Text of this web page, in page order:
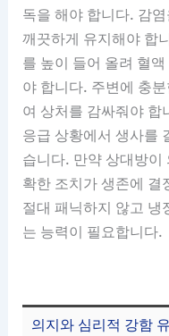
독을 해야 합니다. 감
깨끗하게 유지해야 합
를 높이 들어 올려 혈
야 합니다. 주변에 충
여 상처를 감싸줘야 합
응급 상황에서 생사를
습니다. 만약 상대방이
확한 조치가 생존에 결
절대 패닉하지 않고 냉
는 능력이 필요합니다.
의지와 심리적 강함